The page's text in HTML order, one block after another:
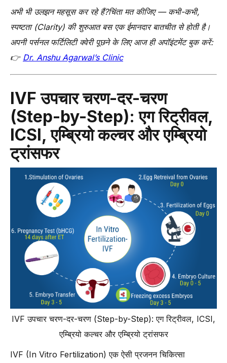
अभी भी उलझन महसूस कर रहे हैं?चिंता मत कीजिए — कभी-कभी,
स्पष्टता (Clarity) की शुरुआत बस एक ईमानदार बातचीत से होती है।
अपनी पर्सनल फर्टिलिटी क्वेरी पूछने के लिए आज ही अपॉइंटमेंट बुक करें:
👉 Dr. Anshu Agarwal’s Clinic
IVF उपचार चरण-दर-चरण
(Step-by-Step): एग रिट्रीवल,
ICSI, एम्ब्रियो कल्चर और एम्ब्रियो
ट्रांसफर
IVF उपचार चरण-दर-चरण (Step-by-Step): एग रिट्रीवल, ICSI,
एम्ब्रियो कल्चर और एम्ब्रियो ट्रांसफर
IVF (In Vitro Fertilization) एक ऐसी प्रजनन चिकित्सा